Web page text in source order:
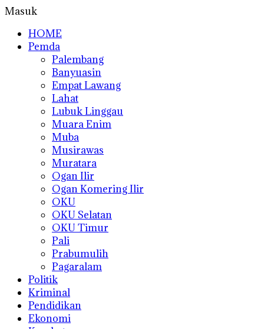
Masuk
HOME
Pemda
Palembang
Banyuasin
Empat Lawang
Lahat
Lubuk Linggau
Muara Enim
Muba
Musirawas
Muratara
Ogan Ilir
Ogan Komering Ilir
OKU
OKU Selatan
OKU Timur
Pali
Prabumulih
Pagaralam
Politik
Kriminal
Pendidikan
Ekonomi